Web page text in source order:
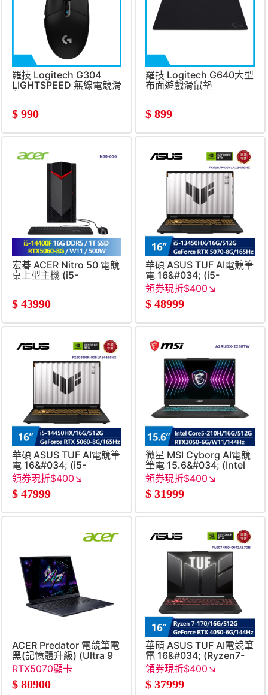
羅技 Logitech G304
LIGHTSPEED 無線電競滑
$ 990
羅技 Logitech G640大型
布面遊戲滑鼠墊
$ 899
宏碁 ACER Nitro 50 電競
桌上型主機 (i5-
14400F&#47;16G&#47;1T&#47;RTX5060-
$ 43990
華碩 ASUS TUF AI電競筆
電 16&#034; (i5-
RTX 5070-
8G&#47;W11)
領券現折$400↘
$ 48999
華碩 ASUS TUF AI電競筆
電 16&#034; (i5-
14450HX&#47;16G&#47;512G&#47;GeForce
RTX 5060-
8G&#47;W11)
領券現折$400↘
$ 47999
微星 MSI Cyborg AI電競
筆電 15.6&#034; (Intel
Core5-
6G&#47;W11)
領券現折$400↘
$ 31999
ACER Predator 電競筆電
黑(記憶體升級) (Ultra 9
RTX5070顯卡
$ 80900
華碩 ASUS TUF AI電競筆
電 16&#034; (Ryzen7-
RTX 4050-
6G&#47;W11) 灰
領券現折$400↘
$ 37999